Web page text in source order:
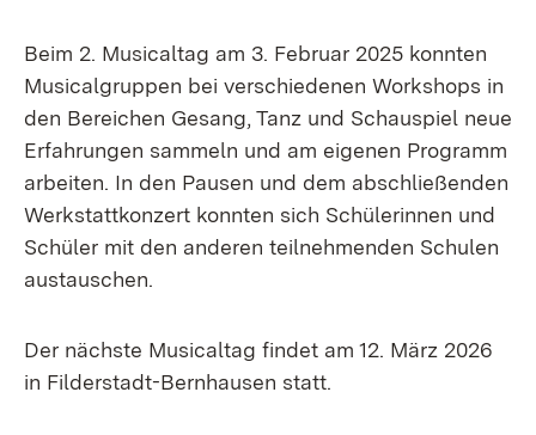
Beim 2. Musicaltag am 3. Februar 2025 konnten
Musicalgruppen bei verschiedenen Workshops in
den Bereichen Gesang, Tanz und Schauspiel neue
Erfahrungen sammeln und am eigenen Programm
arbeiten. In den Pausen und dem abschließenden
Werkstattkonzert konnten sich Schülerinnen und
Schüler mit den anderen teilnehmenden Schulen
austauschen.
Der nächste Musicaltag findet am 12. März 2026
in Filderstadt-Bernhausen statt.